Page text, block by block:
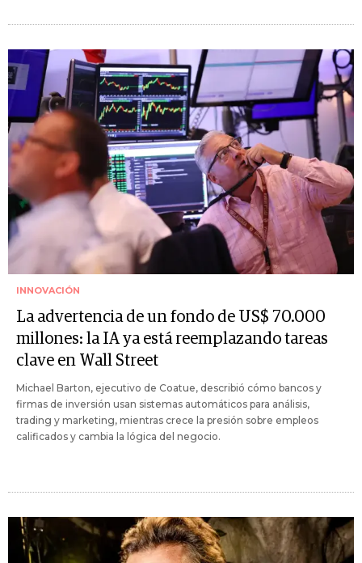
INNOVACIÓN
La advertencia de un fondo de US$ 70.000
millones: la IA ya está reemplazando tareas
clave en Wall Street
Michael Barton, ejecutivo de Coatue, describió cómo bancos y
firmas de inversión usan sistemas automáticos para análisis,
trading y marketing, mientras crece la presión sobre empleos
calificados y cambia la lógica del negocio.